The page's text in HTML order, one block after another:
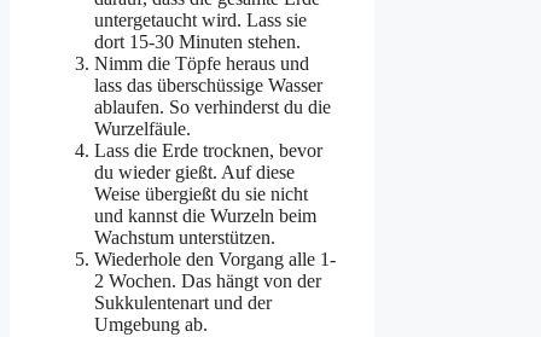
untergetaucht wird. Lass sie
dort 15-30 Minuten stehen.
Nimm die Töpfe heraus und
lass das überschüssige Wasser
ablaufen. So verhinderst du die
Wurzelfäule.
Lass die Erde trocknen, bevor
du wieder gießt. Auf diese
Weise übergießt du sie nicht
und kannst die Wurzeln beim
Wachstum unterstützen.
Wiederhole den Vorgang alle 1-
2 Wochen. Das hängt von der
Sukkulentenart und der
Umgebung ab.